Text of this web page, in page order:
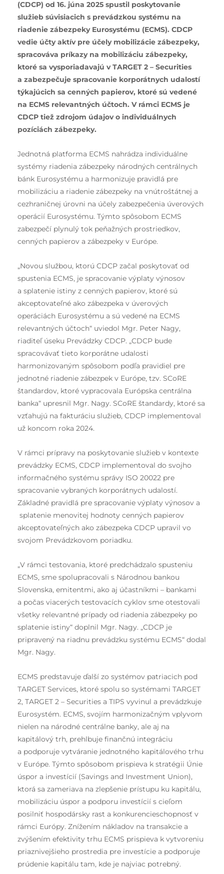
(CDCP) od 16. júna 2025 spustil poskytovanie
služieb súvisiacich s prevádzkou systému na
riadenie zábezpeky Eurosystému (ECMS). CDCP
vedie účty aktív pre účely mobilizácie zábezpeky,
spracováva príkazy na mobilizáciu zábezpeky,
ktoré sa vysporiadavajú v TARGET 2 – Securities
a zabezpečuje spracovanie korporátnych udalostí
týkajúcich sa cenných papierov, ktoré sú vedené
na ECMS relevantných účtoch. V rámci ECMS je
CDCP tiež zdrojom údajov o individuálnych
pozíciách zábezpeky.
Jednotná platforma ECMS nahrádza individuálne
systémy riadenia zábezpeky národných centrálnych
bánk Eurosystému a harmonizuje pravidlá pre
mobilizáciu a riadenie zábezpeky na vnútroštátnej a
cezhraničnej úrovni na účely zabezpečenia úverových
operácií Eurosystému. Týmto spôsobom ECMS
zabezpečí plynulý tok peňažných prostriedkov,
cenných papierov a zábezpeky v Európe.
„Novou službou, ktorú CDCP začal poskytovať od
spustenia ECMS, je spracovanie výplaty výnosov
a splatenie istiny z cenných papierov, ktoré sú
akceptovateľné ako zábezpeka v úverových
operáciách Eurosystému a sú vedené na ECMS
relevantných účtoch“ uviedol Mgr. Peter Nagy,
riaditeľ úseku Prevádzky CDCP. „CDCP bude
spracovávať tieto korporátne udalosti
harmonizovaným spôsobom podľa pravidiel pre
jednotné riadenie zábezpek v Európe, tzv. SCoRE
štandardov, ktoré vypracovala Európska centrálna
banka“ upresnil Mgr. Nagy. SCoRE štandardy, ktoré sa
vzťahujú na fakturáciu služieb, CDCP implementoval
už koncom roka 2024.
V rámci prípravy na poskytovanie služieb v kontexte
prevádzky ECMS, CDCP implementoval do svojho
informačného systému správy ISO 20022 pre
spracovanie vybraných korporátnych udalostí.
Základné pravidlá pre spracovanie výplaty výnosov a
splatenie menovitej hodnoty cenných papierov
akceptovateľných ako zábezpeka CDCP upravil vo
svojom Prevádzkovom poriadku.
„V rámci testovania, ktoré predchádzalo spusteniu
ECMS, sme spolupracovali s Národnou bankou
Slovenska, emitentmi, ako aj účastníkmi – bankami
a počas viacerých testovacích cyklov sme otestovali
všetky relevantné prípady od riadenia zábezpeky po
splatenie istiny“ doplnil Mgr. Nagy. „CDCP je
pripravený na riadnu prevádzku systému ECMS“ dodal
Mgr. Nagy.
ECMS predstavuje ďalší zo systémov patriacich pod
TARGET Services, ktoré spolu so systémami TARGET
2, TARGET 2 – Securities a TIPS vyvinul a prevádzkuje
Eurosystém. ECMS, svojím harmonizačným vplyvom
nielen na národné centrálne banky, ale aj na
kapitálový trh, prehlbuje finančnú integráciu
a podporuje vytváranie jednotného kapitálového trhu
v Európe. Týmto spôsobom prispieva k stratégii Únie
úspor a investícií (Savings and Investment Union),
ktorá sa zameriava na zlepšenie prístupu ku kapitálu,
mobilizáciu úspor a podporu investícií s cieľom
posilniť hospodársky rast a konkurencieschopnosť v
rámci Európy. Znížením nákladov na transakcie a
zvýšením efektivity trhu ECMS prispieva k vytvoreniu
priaznivejšieho prostredia pre investície a podporuje
prúdenie kapitálu tam, kde je najviac potrebný.